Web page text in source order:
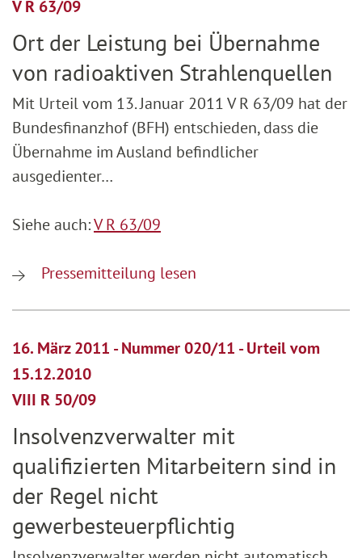
V R 63/09
Ort der Leistung bei Übernahme
von radioaktiven Strahlenquellen
Mit Urteil vom 13. Januar 2011 V R 63/09 hat der
Bundesfinanzhof (BFH) entschieden, dass die
Übernahme im Ausland befindlicher
ausgedienter…
Siehe auch:V R 63/09
Pressemitteilung lesen
16. März 2011 - Nummer 020/11 - Urteil vom
15.12.2010
VIII R 50/09
Insolvenzverwalter mit
qualifizierten Mitarbeitern sind in
der Regel nicht
gewerbesteuerpflichtig